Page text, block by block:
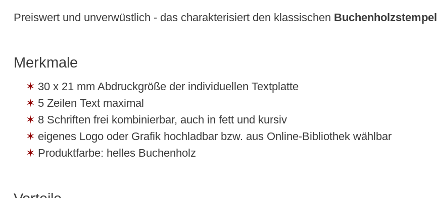
Preiswert und unverwüstlich - das charakterisiert den klassischen Buchenholzstempel
Merkmale
30 x 21 mm Abdruckgröße der individuellen Textplatte
5 Zeilen Text maximal
8 Schriften frei kombinierbar, auch in fett und kursiv
eigenes Logo oder Grafik hochladbar bzw. aus Online-Bibliothek wählbar
Produktfarbe: helles Buchenholz